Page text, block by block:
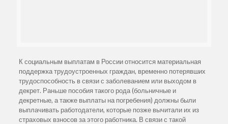
К социальным выплатам в России относится материальная
поддержка трудоустроенных граждан, временно потерявших
трудоспособность в связи с заболеванием или выходом в
декрет. Раньше пособия такого рода (больничные и
декретные, а также выплаты на погребения) должны были
выплачивать работодатели, которые позже вычитали их из
страховых взносов за этого работника. В связи с такой